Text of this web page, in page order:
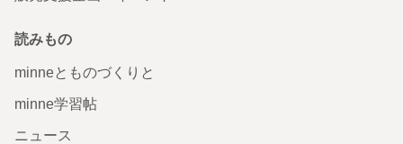
読みもの
minneとものづくりと
minne学習帖
ニュース